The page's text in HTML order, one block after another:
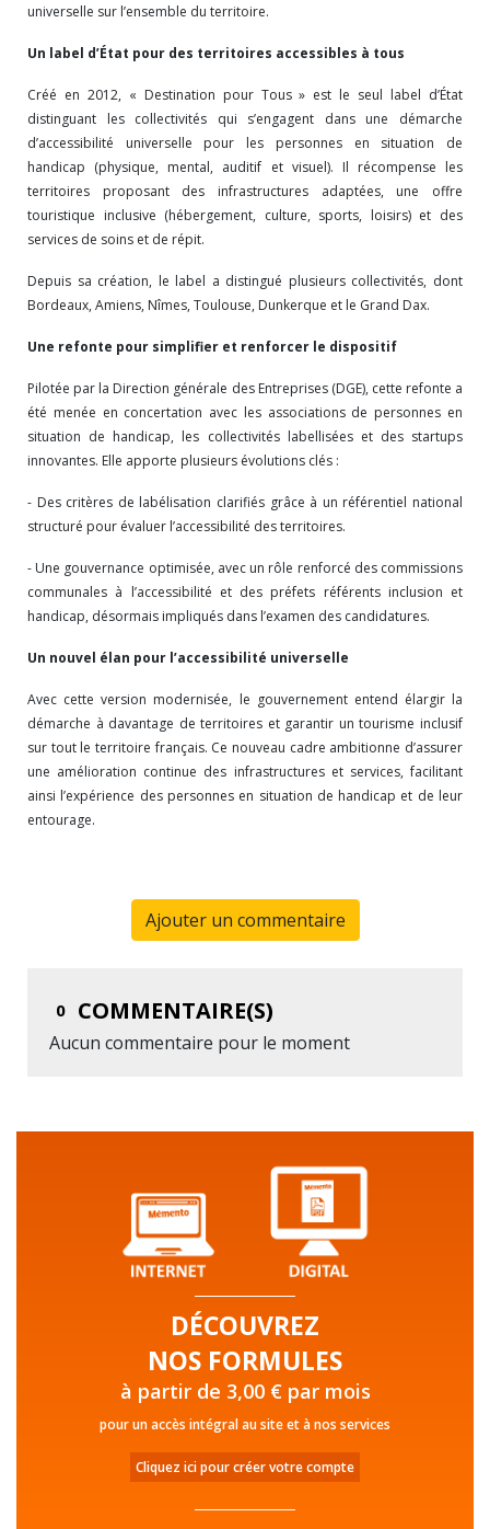
universelle sur l’ensemble du territoire.
Un label d’État pour des territoires accessibles à tous
Créé en 2012, « Destination pour Tous » est le seul label d’État
distinguant les collectivités qui s’engagent dans une démarche
d’accessibilité universelle pour les personnes en situation de
handicap (physique, mental, auditif et visuel). Il récompense les
territoires proposant des infrastructures adaptées, une offre
touristique inclusive (hébergement, culture, sports, loisirs) et des
services de soins et de répit.
Depuis sa création, le label a distingué plusieurs collectivités, dont
Bordeaux, Amiens, Nîmes, Toulouse, Dunkerque et le Grand Dax.
Une refonte pour simplifier et renforcer le dispositif
Pilotée par la Direction générale des Entreprises (DGE), cette refonte a
été menée en concertation avec les associations de personnes en
situation de handicap, les collectivités labellisées et des startups
innovantes. Elle apporte plusieurs évolutions clés :
- Des critères de labélisation clarifiés grâce à un référentiel national
structuré pour évaluer l’accessibilité des territoires.
- Une gouvernance optimisée, avec un rôle renforcé des commissions
communales à l’accessibilité et des préfets référents inclusion et
handicap, désormais impliqués dans l’examen des candidatures.
Un nouvel élan pour l’accessibilité universelle
Avec cette version modernisée, le gouvernement entend élargir la
démarche à davantage de territoires et garantir un tourisme inclusif
sur tout le territoire français. Ce nouveau cadre ambitionne d’assurer
une amélioration continue des infrastructures et services, facilitant
ainsi l’expérience des personnes en situation de handicap et de leur
entourage.
Ajouter un commentaire
0 COMMENTAIRE(S)
Aucun commentaire pour le moment
DÉCOUVREZ
NOS FORMULES
à partir de 3,00 € par mois
pour un accès intégral au site et à nos services
Cliquez ici pour créer votre compte